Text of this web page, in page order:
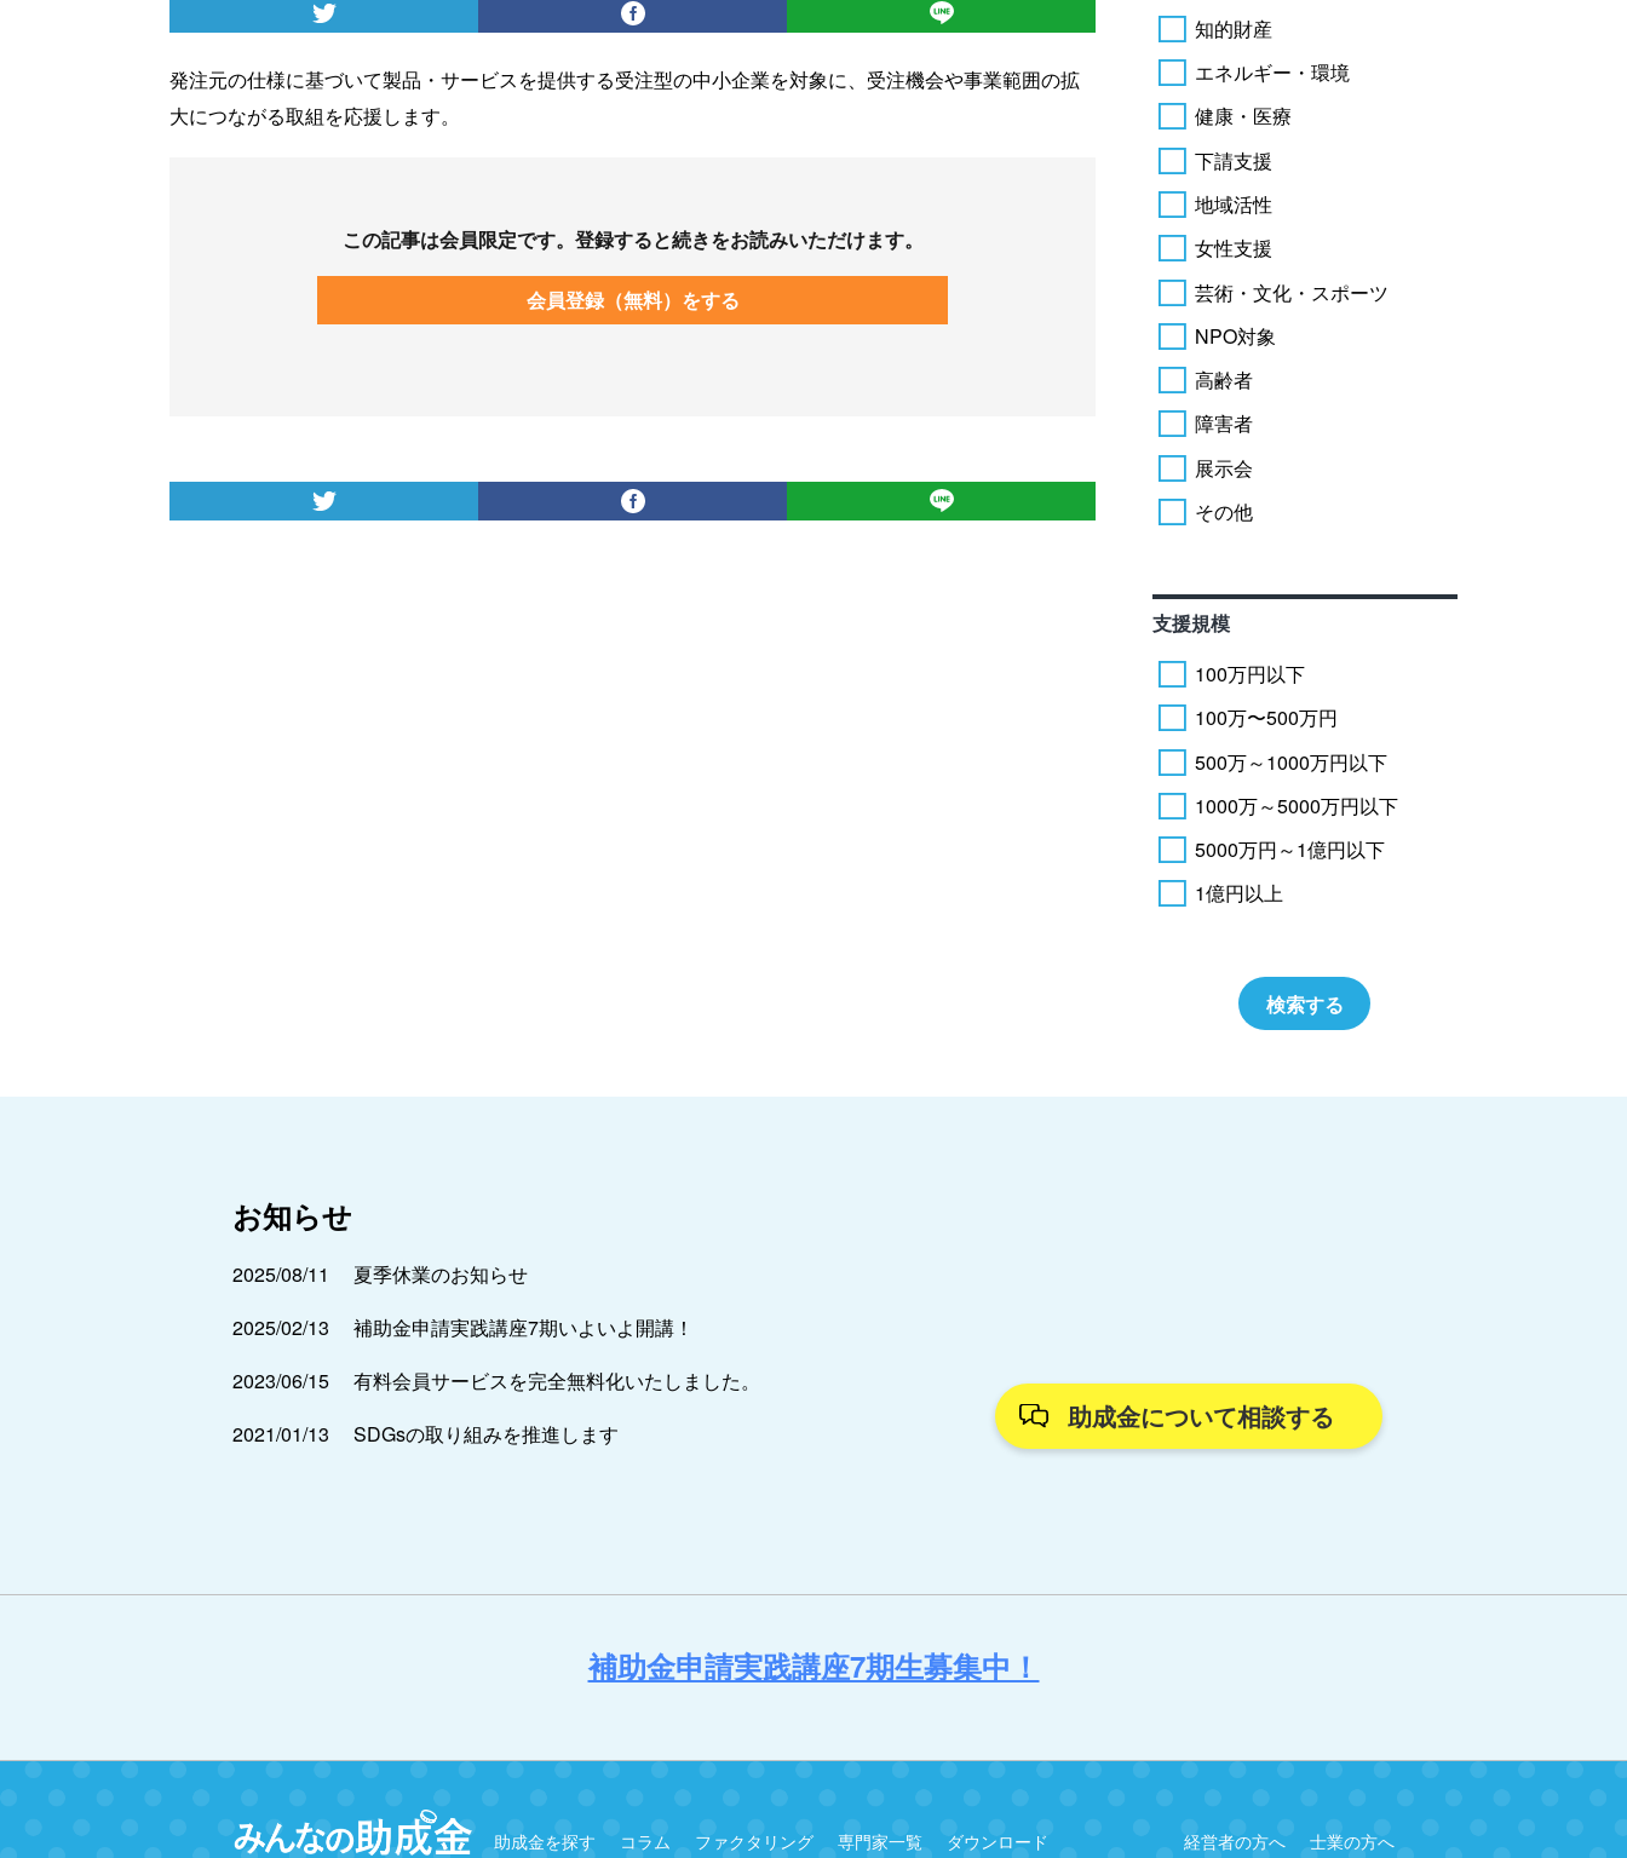
発注元の仕様に基づいて製品・サービスを提供する受注型の中小企業を対象に、受注機会や事業範囲の拡
大につながる取組を応援します。
この記事は会員限定です。登録すると続きをお読みいただけます。
会員登録（無料）をする
知的財産
エネルギー・環境
健康・医療
下請支援
地域活性
女性支援
芸術・文化・スポーツ
NPO対象
高齢者
障害者
展示会
その他
支援規模
100万円以下
100万〜500万円
500万～1000万円以下
1000万～5000万円以下
5000万円～1億円以下
1億円以上
お知らせ
2025/08/11
夏季休業のお知らせ
2025/02/13
補助金申請実践講座7期いよいよ開講！
2023/06/15
有料会員サービスを完全無料化いたしました。
2021/01/13
SDGsの取り組みを推進します
助成金について相談する
補助金申請実践講座7期生募集中！
助成金を探す コラム ファクタリング 専門家一覧 ダウンロード 経営者の方へ 士業の方へ